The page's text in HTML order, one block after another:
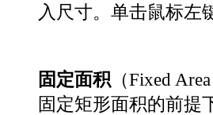
入尺寸。单击鼠标左
固定面积 （Fixed Area
固定矩形面积的前提